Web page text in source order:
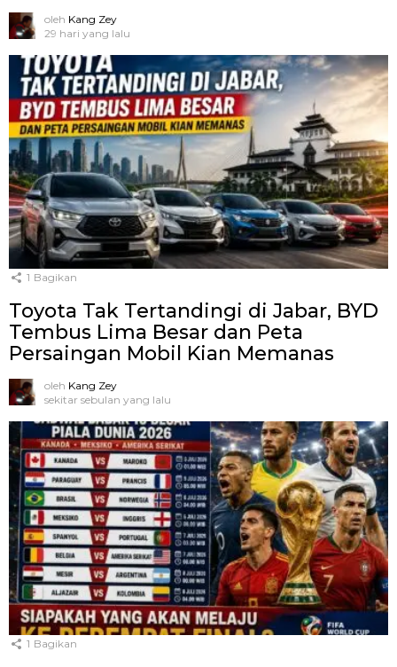
oleh Kang Zey
29 hari yang lalu
1 Bagikan
Toyota Tak Tertandingi di Jabar, BYD
Tembus Lima Besar dan Peta
Persaingan Mobil Kian Memanas
oleh Kang Zey
sekitar sebulan yang lalu
1 Bagikan